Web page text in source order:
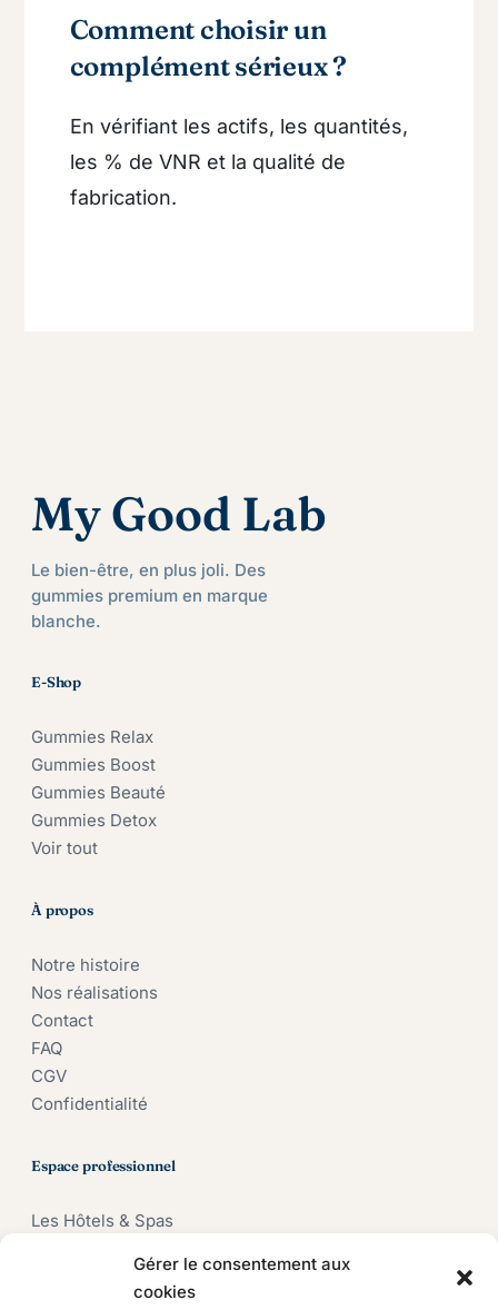
Gérer le consentement aux
cookies
Comment choisir un
complément sérieux ?
En vérifiant les actifs, les quantités,
les % de VNR et la qualité de
fabrication.
My Good Lab
Le bien-être, en plus joli. Des
gummies premium en marque
blanche.
E-Shop
Gummies Relax
Gummies Boost
Gummies Beauté
Gummies Detox
Voir tout
À propos
Notre histoire
Nos réalisations
Contact
FAQ
CGV
Confidentialité
Espace professionnel
Les Hôtels & Spas
Les Compagnies aériennes